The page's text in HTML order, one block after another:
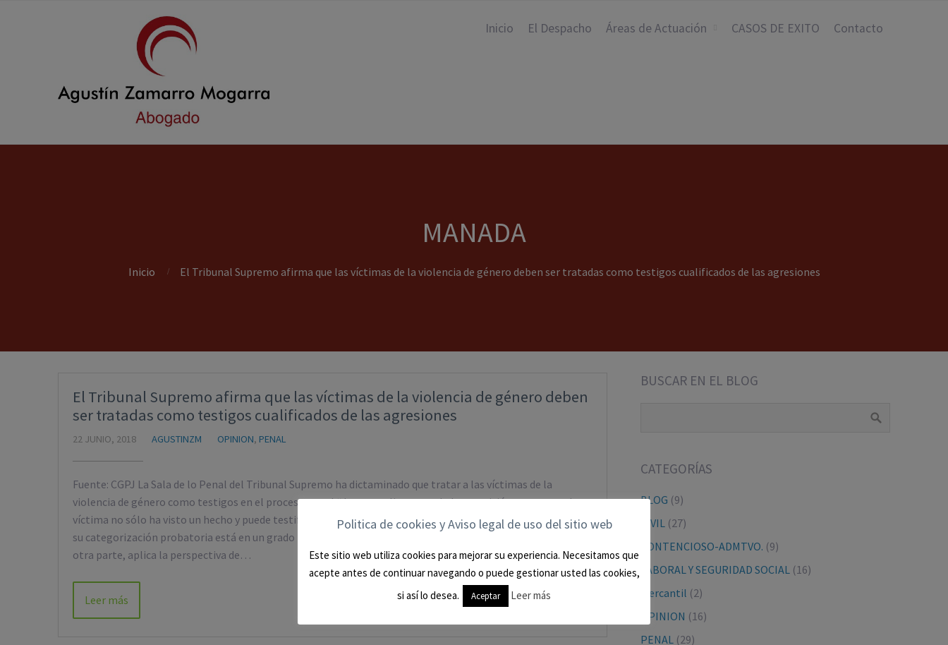
Inicio El Despacho Áreas de Actuación CASOS DE EXITO Contacto
MANADA
Inicio El Tribunal Supremo afirma que las víctimas de la violencia de género deben ser tratadas como testigos cualificados de las agresiones
El Tribunal Supremo afirma que las víctimas de la violencia de género deben
ser tratadas como testigos cualificados de las agresiones
22 JUNIO, 2018 AGUSTINZM OPINION, PENAL
Fuente: CGPJ La Sala de lo Penal del Tribunal Supremo ha dictaminado que tratar a las víctimas de la
violencia de género como testigos en el proceso penal “desnaturaliza su verdadera posición puesto que la
víctima no sólo ha visto un hecho y puede testificar sobre él, sino que también es sujeto pasivo del delito, y
su categorización probatoria está en un grado mayor que el mero testigo ajeno y externo al hecho”. Por
otra parte, aplica la perspectiva de…
Leer más
BUSCAR EN EL BLOG
CATEGORÍAS
BLOG (9)
CIVIL(27)
CONTENCIOSO-ADMTVO. (9)
LABORAL Y SEGURIDAD SOCIAL(16)
Mercantil (2)
OPINION (16)
PENAL(29)
Politica de cookies y Aviso legal de uso del sitio web
Este sitio web utiliza cookies para mejorar su experiencia. Necesitamos que
acepte antes de continuar navegando o puede gestionar usted las cookies,
si así lo desea.
Aceptar Leer más